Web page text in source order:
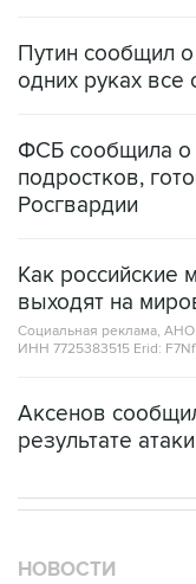
Путин сообщил
одних руках
ФСБ сообщила о
подростков,
Росгвардии
Как российские
выходят на
Социальная реклама,
ИНН 7725383515 Erid:
Аксенов
результате
НОВОСТИ